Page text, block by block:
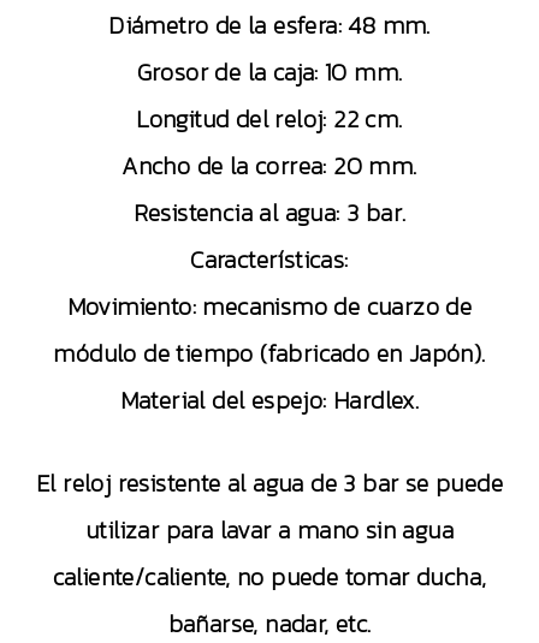
Diámetro de la esfera: 48 mm.
Grosor de la caja: 10 mm.
Longitud del reloj: 22 cm.
Ancho de la correa: 20 mm.
Resistencia al agua: 3 bar.
Características:
Movimiento: mecanismo de cuarzo de
módulo de tiempo (fabricado en Japón).
Material del espejo: Hardlex.
El reloj resistente al agua de 3 bar se puede
utilizar para lavar a mano sin agua
caliente/caliente, no puede tomar ducha,
bañarse, nadar, etc.